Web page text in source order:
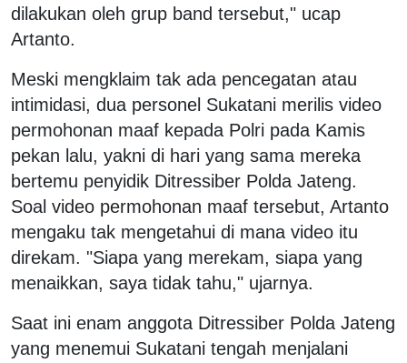
dilakukan oleh grup band tersebut," ucap
Artanto.
Meski mengklaim tak ada pencegatan atau
intimidasi, dua personel Sukatani merilis video
permohonan maaf kepada Polri pada Kamis
pekan lalu, yakni di hari yang sama mereka
bertemu penyidik Ditressiber Polda Jateng.
Soal video permohonan maaf tersebut, Artanto
mengaku tak mengetahui di mana video itu
direkam. "Siapa yang merekam, siapa yang
menaikkan, saya tidak tahu," ujarnya.
Saat ini enam anggota Ditressiber Polda Jateng
yang menemui Sukatani tengah menjalani